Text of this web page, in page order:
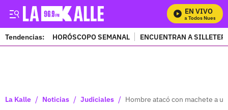
EN VIVO
Mira Todos Nuestros
Tendencias: HORÓSCOPO SEMANAL ENCUENTRAN A
La Kalle / Noticias / Judiciales / Hombre atacó con machete a